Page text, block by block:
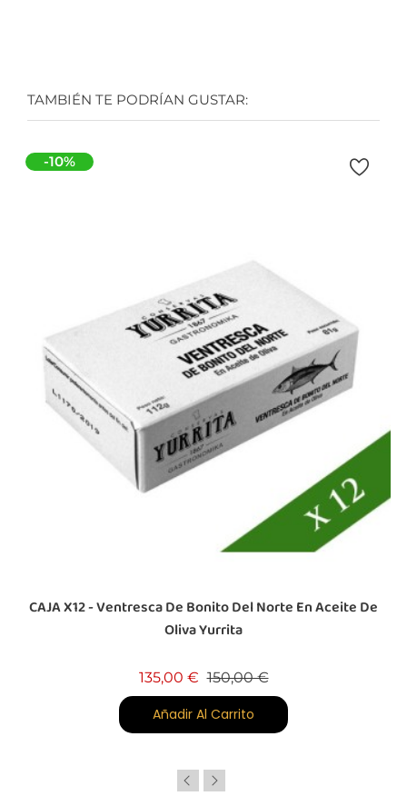
TAMBIÉN TE PODRÍAN GUSTAR:
-10%
CAJA X12 - Ventresca De Bonito Del Norte En Aceite De
Oliva Yurrita
135,00 € Precio base
150,00 €Precio
Añadir Al Carrito